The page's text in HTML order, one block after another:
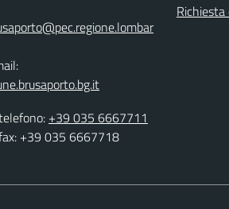
+39 035 6667711
+39 035 6667718